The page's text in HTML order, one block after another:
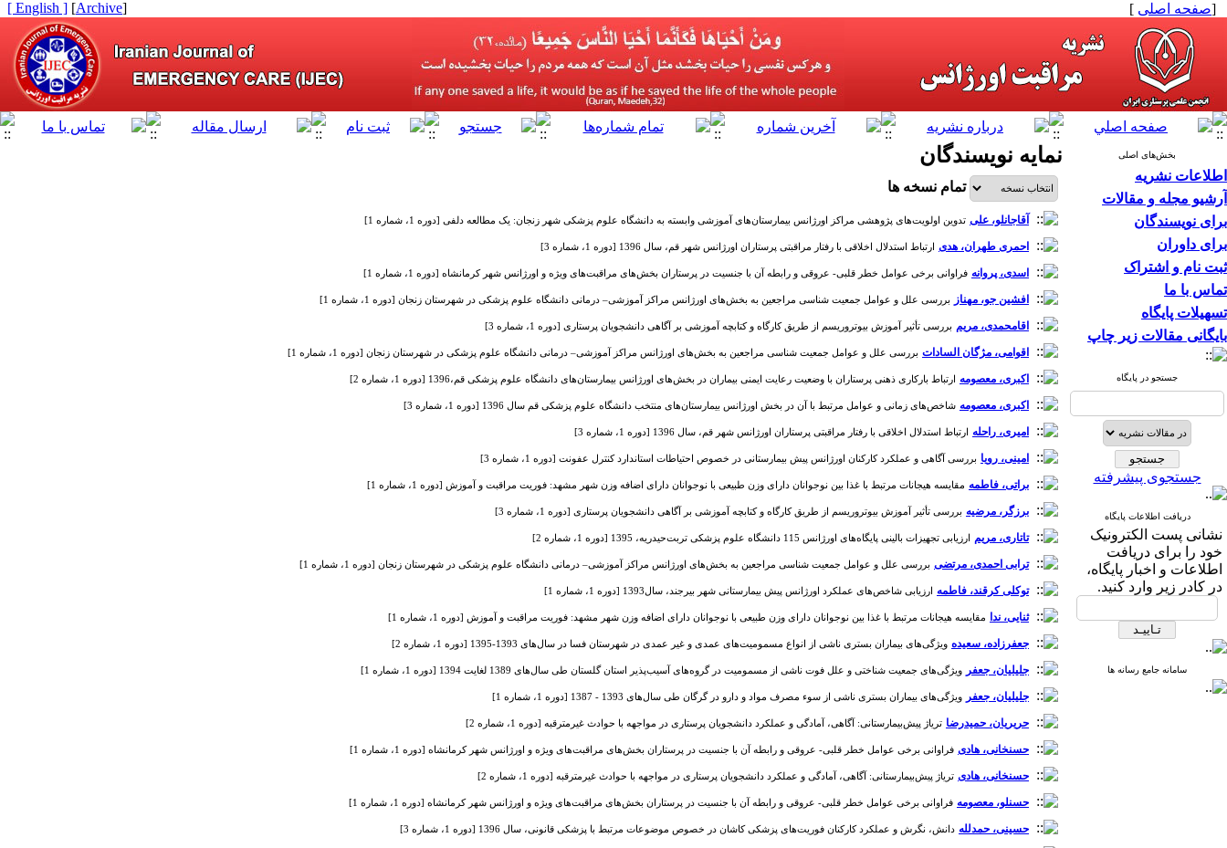
[صفحه اصلی ]
[
Archive
]
[ English ]
بخش‌های اصلی
اطلاعات نشریه
آرشیو مجله و مقالات
برای نویسندگان
برای داوران
ثبت نام و اشتراک
تماس با ما
تسهیلات پایگاه
بایگانی مقالات زیر چاپ
جستجو در پایگاه
جستجوی پیشرفته
دریافت اطلاعات پایگاه
نشانی پست الکترونیک
خود را برای دریافت
اطلاعات و اخبار پایگاه،
در کادر زیر وارد کنید.
سامانه جامع رسانه ها
نمایه نویسندگان
تمام نسخه ها
آقاجانلو، علی تدوین اولویت‌های پژوهشی مراکز اورژانس بیمارستان‌های آموزشی وابسته به دانشگاه علوم پزشکی شهر زنجان: یک مطالعه دلفی [دوره 1، شماره 1]
احمری طهران، هدی ارتباط استدلال اخلاقی با رفتار مراقبتی پرستاران اورژانس شهر قم، سال 1396 [دوره 1، شماره 3]
اسدی، پروانه فراوانی برخی عوامل خطر قلبی- عروقی و رابطه آن با جنسیت در پرستاران بخش‌های مراقبت‌های ویژه و اورژانس شهر کرمانشاه [دوره 1، شماره 1]
افشین جو، مهناز بررسی علل و عوامل جمعیت شناسی مراجعین به بخش‌های اورژانس مراکز آموزشی‌– درمانی دانشگاه علوم پزشکی در شهرستان زنجان [دوره 1، شماره 1]
اقامحمدی، مریم بررسی تأثیر آموزش بیوتروریسم از طریق کارگاه و کتابچه آموزشی بر آگاهی دانشجویان پرستاری [دوره 1، شماره 3]
اقوامی، مژگان السادات بررسی علل و عوامل جمعیت شناسی مراجعین به بخش‌های اورژانس مراکز آموزشی‌– درمانی دانشگاه علوم پزشکی در شهرستان زنجان [دوره 1، شماره 1]
اکبری، معصومه ارتباط بارکاری ذهنی پرستاران با وضعیت رعایت ایمنی بیماران در بخش‌های اورژانس بیمارستان‌های دانشگاه علوم پزشکی قم،1396 [دوره 1، شماره 2]
اکبری، معصومه شاخص‌های زمانی و عوامل مرتبط با آن در بخش اورژانس بیمارستان‌های منتخب دانشگاه علوم پزشکی قم سال 1396 [دوره 1، شماره 3]
امیری، راحله ارتباط استدلال اخلاقی با رفتار مراقبتی پرستاران اورژانس شهر قم، سال 1396 [دوره 1، شماره 3]
امینی، رویا بررسی آگاهی و عملکرد کارکنان اورژانس پیش بیمارستانی در خصوص احتیاطات استاندارد کنترل عفونت [دوره 1، شماره 3]
براتی، فاطمه مقایسه هیجانات مرتبط با غذا بین نوجوانان دارای وزن طبیعی با نوجوانان دارای اضافه وزن شهر مشهد: فوریت مراقبت و آموزش [دوره 1، شماره 1]
برزگر، مرضیه بررسی تأثیر آموزش بیوتروریسم از طریق کارگاه و کتابچه آموزشی بر آگاهی دانشجویان پرستاری [دوره 1، شماره 3]
تاتاری، مریم ارزیابی تجهیزات بالینی پایگاه‌های اورژانس 115 دانشگاه علوم پزشکی تربت‌حیدریه، 1395 [دوره 1، شماره 2]
ترابی احمدی، مرتضی بررسی علل و عوامل جمعیت شناسی مراجعین به بخش‌های اورژانس مراکز آموزشی‌– درمانی دانشگاه علوم پزشکی در شهرستان زنجان [دوره 1، شماره 1]
توکلی کرقند، فاطمه ارزیابی شاخص‌های عملکرد اورژانس پیش بیمارستانی شهر بیرجند، سال1393 [دوره 1، شماره 1]
ثنایی، ندا مقایسه هیجانات مرتبط با غذا بین نوجوانان دارای وزن طبیعی با نوجوانان دارای اضافه وزن شهر مشهد: فوریت مراقبت و آموزش [دوره 1، شماره 1]
جعفرزاده، سعیده ویژگی‌های بیماران بستری ناشی از انواع مسمومیت‌های عمدی و غیر عمدی در شهرستان فسا در سال‌های 1393-1395 [دوره 1، شماره 2]
جلیلیان، جعفر ویژگی‌های جمعیت شناختی و علل فوت ناشی از مسمومیت در گروه‌های آسیب‌پذیر استان گلستان طی سال‌های 1389 لغایت 1394 [دوره 1، شماره 1]
جلیلیان، جعفر ویژگی‌های بیماران بستری ناشی از سوء مصرف مواد و دارو در گرگان طی سال‌های 1393 - 1387 [دوره 1، شماره 1]
حریریان، حمیدرضا تریاژ پیش‌بیمارستانی: آگاهی، آمادگی و عملکرد دانشجویان پرستاری در مواجهه با حوادث غیرمترقبه [دوره 1، شماره 2]
حسنخانی، هادی فراوانی برخی عوامل خطر قلبی- عروقی و رابطه آن با جنسیت در پرستاران بخش‌های مراقبت‌های ویژه و اورژانس شهر کرمانشاه [دوره 1، شماره 1]
حسنخانی، هادی تریاژ پیش‌بیمارستانی: آگاهی، آمادگی و عملکرد دانشجویان پرستاری در مواجهه با حوادث غیرمترقبه [دوره 1، شماره 2]
حسنلو، معصومه فراوانی برخی عوامل خطر قلبی- عروقی و رابطه آن با جنسیت در پرستاران بخش‌های مراقبت‌های ویژه و اورژانس شهر کرمانشاه [دوره 1، شماره 1]
حسینی، حمدلله دانش، نگرش و عملکرد کارکنان فوریت‌های پزشکی کاشان در خصوص موضوعات مرتبط با پزشکی قانونی، سال 1396 [دوره 1، شماره 3]